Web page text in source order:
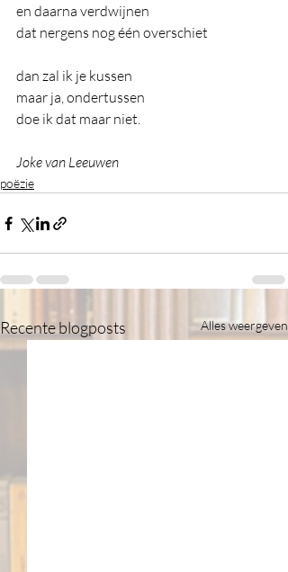
en daarna verdwijnen
dat nergens nog één overschiet
dan zal ik je kussen
maar ja, ondertussen
doe ik dat maar niet.
Joke van Leeuwen
poëzie
Recente blogposts Alles weergeven